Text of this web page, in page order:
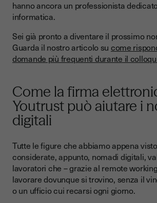
hanno ancora un professionista
informatica.
Sei già pronto a diventare il prossimo
Guarda il nostro articolo su come
domande più frequenti durante il
Come la firma
Youtrust può aiutare i
digitali
Tutte le figure che abbiamo appena
considerate, appunto, nomadi digitali,
lavoratori che – grazie al remote
lavorare dovunque si trovino, senza il
o un ufficio cui recarsi ogni giorno.